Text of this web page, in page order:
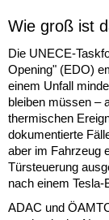
Wie groß ist
Die UNECE-
Opening" (EDO)
einem Unfall
bleiben müssen –
thermischen
dokumentierte
aber im Fahrzeug
Türsteuerung
nach einem
ADAC und